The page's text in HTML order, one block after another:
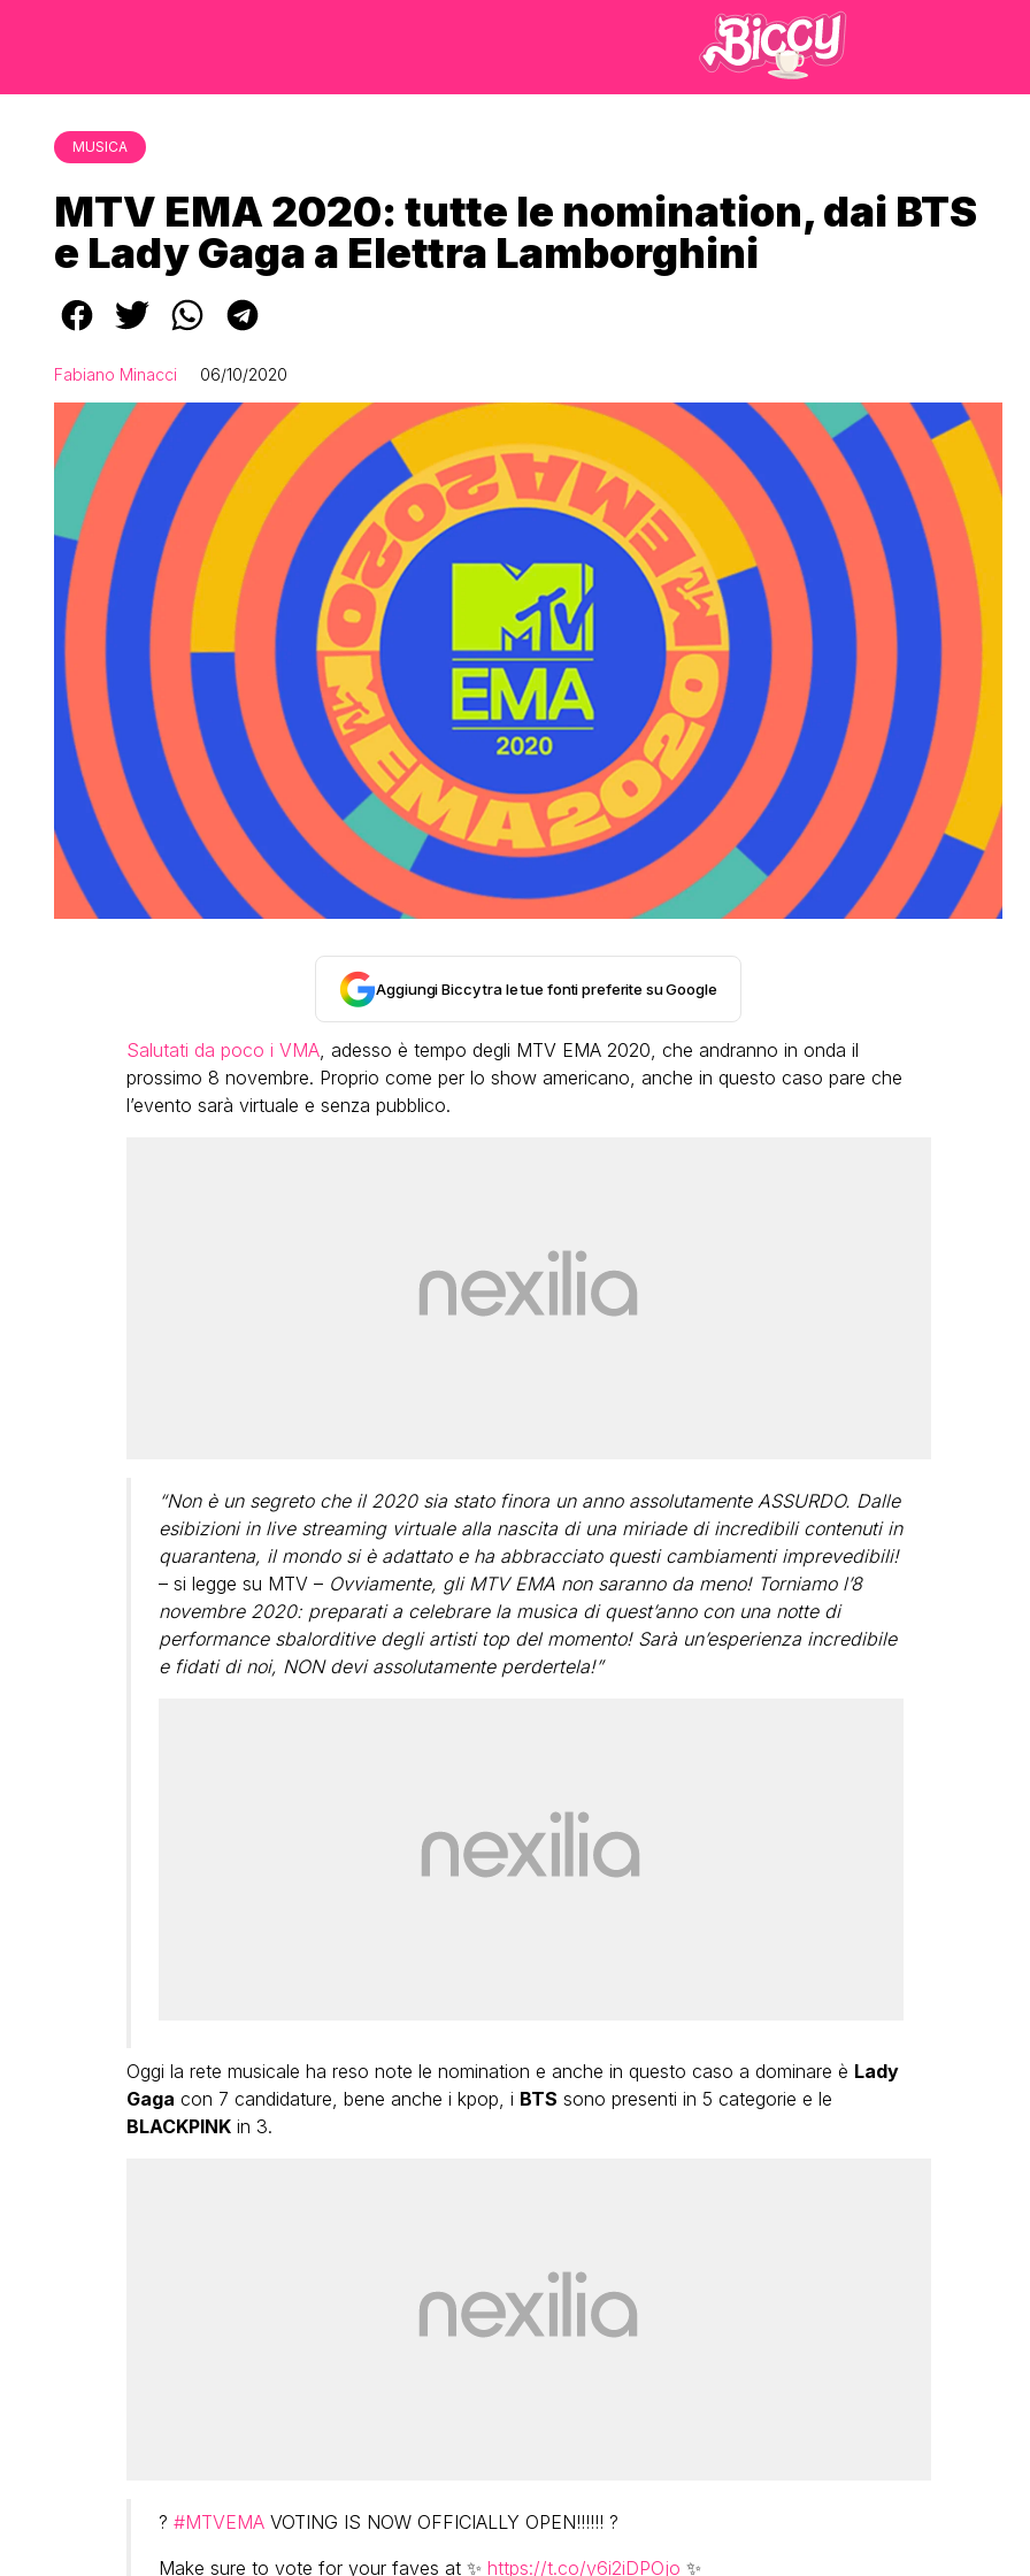
MUSICA
MTV EMA 2020: tutte le nomination, dai BTS
e Lady Gaga a Elettra Lamborghini
Fabiano Minacci 06/10/2020
Aggiungi Biccy tra le tue fonti preferite su Google
Salutati da poco i VMA, adesso è tempo degli MTV EMA 2020, che andranno in onda il
prossimo 8 novembre. Proprio come per lo show americano, anche in questo caso pare che
l’evento sarà virtuale e senza pubblico.
“Non è un segreto che il 2020 sia stato finora un anno assolutamente ASSURDO. Dalle
esibizioni in live streaming virtuale alla nascita di una miriade di incredibili contenuti in
quarantena, il mondo si è adattato e ha abbracciato questi cambiamenti imprevedibili!
– si legge su MTV –Ovviamente, gli MTV EMA non saranno da meno! Torniamo l’8
novembre 2020: preparati a celebrare la musica di quest’anno con una notte di
performance sbalorditive degli artisti top del momento! Sarà un’esperienza incredibile
e fidati di noi, NON devi assolutamente perdertela!”
Oggi la rete musicale ha reso note le nomination e anche in questo caso a dominare è Lady
Gaga con 7 candidature, bene anche i kpop, i BTS sono presenti in 5 categorie e le
BLACKPINKin 3.
? #MTVEMAVOTING IS NOW OFFICIALLY OPEN!!!!!! ?
Make sure to vote for your faves at ✨ https://t.co/y6i2iDPOjo ✨